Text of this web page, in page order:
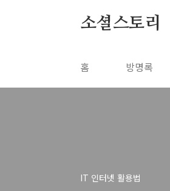
소셜스토리
홈 방명록
IT 인터넷 활용법